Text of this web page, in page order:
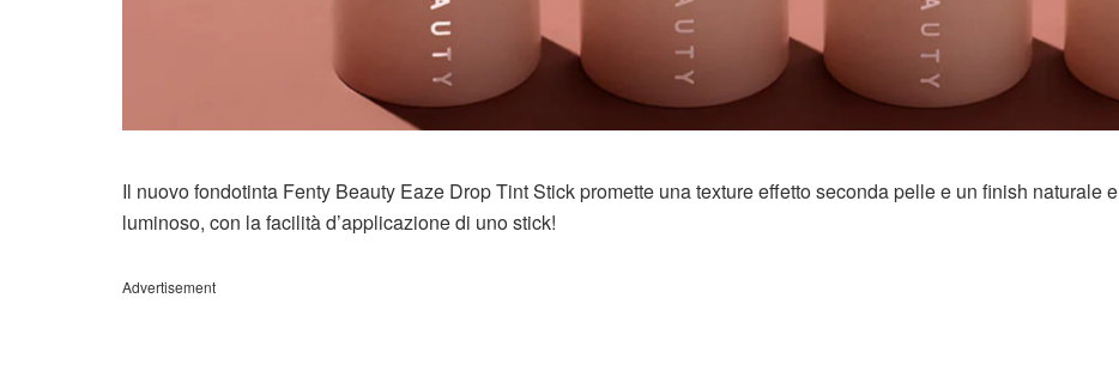
Il nuovo fondotinta Fenty Beauty Eaze Drop Tint Stick promette una texture effetto seconda pelle e un finish naturale e
luminoso, con la facilità d’applicazione di uno stick!
Advertisement